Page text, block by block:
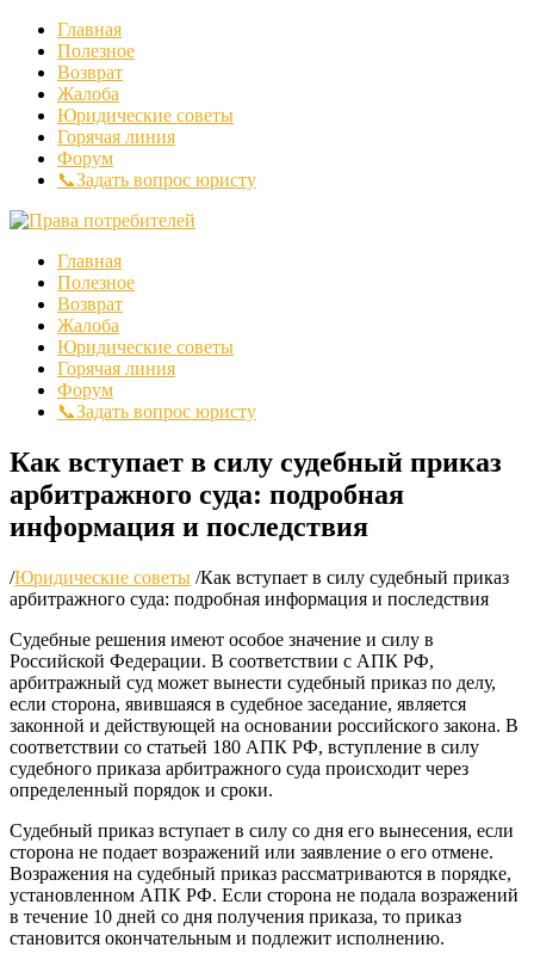
Главная
Полезное
Возврат
Жалоба
Юридические советы
Горячая линия
Форум
📞Задать вопрос юристу
Главная
Полезное
Возврат
Жалоба
Юридические советы
Горячая линия
Форум
📞Задать вопрос юристу
Как вступает в силу судебный приказ
арбитражного суда: подробная
информация и последствия
/Юридические советы /Как вступает в силу судебный приказ
арбитражного суда: подробная информация и последствия
Судебные решения имеют особое значение и силу в
Российской Федерации. В соответствии с АПК РФ,
арбитражный суд может вынести судебный приказ по делу,
если сторона, явившаяся в судебное заседание, является
законной и действующей на основании российского закона. В
соответствии со статьей 180 АПК РФ, вступление в силу
судебного приказа арбитражного суда происходит через
определенный порядок и сроки.
Судебный приказ вступает в силу со дня его вынесения, если
сторона не подает возражений или заявление о его отмене.
Возражения на судебный приказ рассматриваются в порядке,
установленном АПК РФ. Если сторона не подала возражений
в течение 10 дней со дня получения приказа, то приказ
становится окончательным и подлежит исполнению.